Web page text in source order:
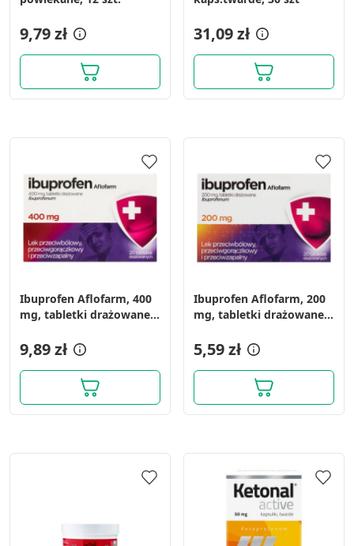
9,79 zł 31,09 zł
Ibuprofen Aflofarm, 400
mg, tabletki drażowane,
9,89 zł
Ibuprofen Aflofarm, 200
mg, tabletki drażowane,
5,59 zł